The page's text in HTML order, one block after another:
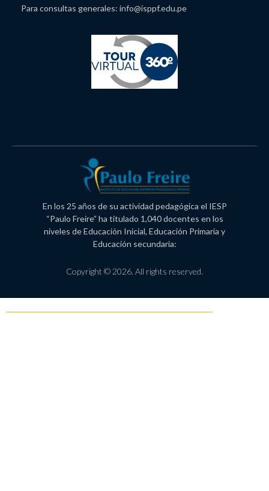
Para consultas generales: info@isppf.edu.pe
En los 25 años de su actividad pedagógica el IESP
“Paulo Freire” ha titulado 1,040 docentes en los
niveles de Educación Inicial, Educación Primaria y
Educación secundaria:
Copyright © 2026. All rights reserved.